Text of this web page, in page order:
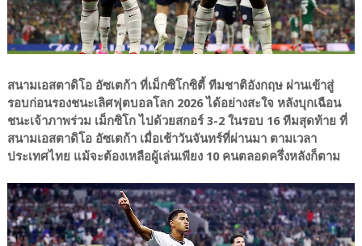
สนามเอสตาดิโอ อัซเตก้า ที่เม็กซิโกซิตี้ ทีมชาติอังกฤษ ผ่านเข้าสู่
รอบก่อนรองชนะเลิศฟุตบอลโลก 2026 ได้อย่างสะใจ หลังบุกเฉือน
ชนะเจ้าภาพร่วม เม็กซิโก ไปด้วยสกอร์ 3-2 ในรอบ 16 ทีมสุดท้าย ที่
สนามเอสตาดิโอ อัซเตก้า เมื่อเช้าวันจันทร์ที่ผ่านมา​ ตามเวลา
ประเทศไทย​ แม้จะต้องเหลือผู้เล่นเพียง 10 คนตลอดครึ่งหลังก็ตาม